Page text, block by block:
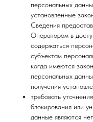
персональных
установленные
Сведения
Оператором в
содержаться
субъектам
когда имеются
персональных
получения
требовать
блокирования или
данные являются